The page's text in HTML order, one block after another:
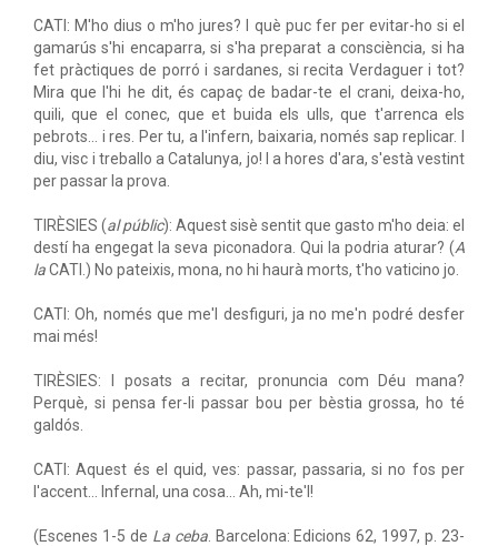
CATI: M'ho dius o m'ho jures? I què puc fer per evitar-ho si el
gamarús s'hi encaparra, si s'ha preparat a consciència, si ha
fet pràctiques de porró i sardanes, si recita Verdaguer i tot?
Mira que l'hi he dit, és capaç de badar-te el crani, deixa-ho,
quili, que el conec, que et buida els ulls, que t'arrenca els
pebrots... i res. Per tu, a l'infern, baixaria, només sap replicar. I
diu, visc i treballo a Catalunya, jo! I a hores d'ara, s'està vestint
per passar la prova.
TIRÈSIES (al públic): Aquest sisè sentit que gasto m'ho deia: el
destí ha engegat la seva piconadora. Qui la podria aturar? (A
laCATI.) No pateixis, mona, no hi haurà morts, t'ho vaticino jo.
CATI: Oh, només que me'l desfiguri, ja no me'n podré desfer
mai més!
TIRÈSIES: I posats a recitar, pronuncia com Déu mana?
Perquè, si pensa fer-li passar bou per bèstia grossa, ho té
galdós.
CATI: Aquest és el quid, ves: passar, passaria, si no fos per
l'accent... Infernal, una cosa... Ah, mi-te'l!
(Escenes 1-5 de La ceba. Barcelona: Edicions 62, 1997, p. 23-